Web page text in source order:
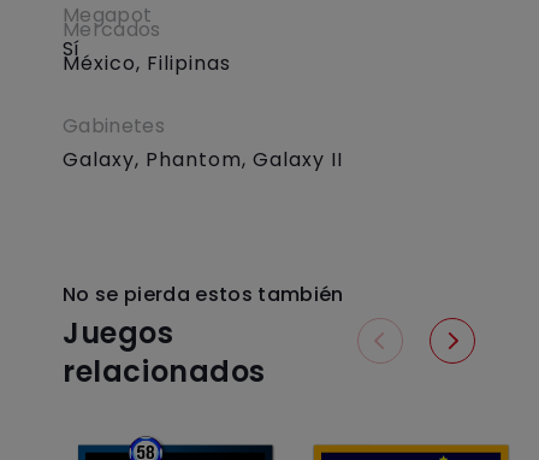
Megapot
Sí
Mercados
México, Filipinas
Gabinetes
Galaxy, Phantom, Galaxy II
No se pierda estos también
Juegos
relacionados